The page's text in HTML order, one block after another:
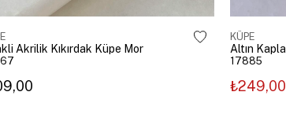
Akrilik Kıkırdak Küpe Mor
KÜPE
17885
₺249,00